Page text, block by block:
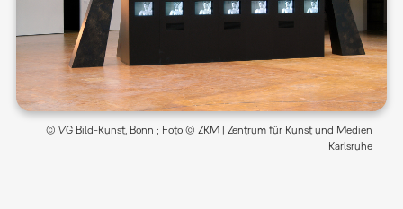
© VG Bild-Kunst, Bonn ; Foto © ZKM | Zentrum für Kunst und Medien
Karlsruhe